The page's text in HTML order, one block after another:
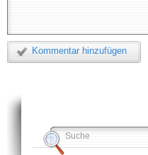
Kommentar hinzufügen